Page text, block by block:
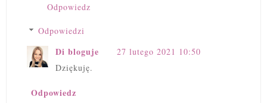
Odpowiedz
Odpowiedzi
Di bloguje
27 lutego 2021 10:50
Dziękuję.
Odpowiedz